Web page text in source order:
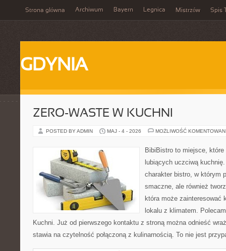
Strona główna Archiwum Bayern Legnica Mistrzów Spis
GDYNIA
ZERO-WASTE W KUCHNI
POSTED BY ADMIN MAJ - 4 - 2026 MOŻLIWOŚĆ
BibiBistro to miejsce,
lubiących uczciwą
charakter bistro, w którym
smaczne, ale również
która może zainteresować
lokalu z klimatem.
Kuchni. Już od pierwszego kontaktu z stroną można odnieść
stawia na czytelność połączoną z kulinarnością. To nie jest